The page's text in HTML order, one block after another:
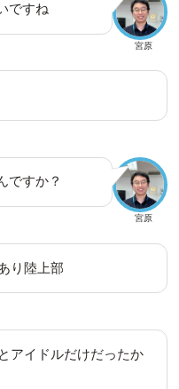
宮原
ですね
宮原
ですか？
り陸上部
アイドルだけだったか